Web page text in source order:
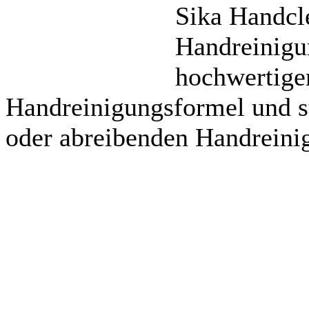
Sika
Handreinigungsformel und
oder abreibenden